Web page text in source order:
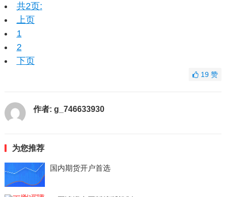
共2页:
上页
1
2
下页
19赞
作者: g_746633930
为您推荐
国内期货开户首选